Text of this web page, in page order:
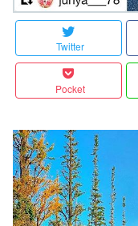
Twitter
Pocket